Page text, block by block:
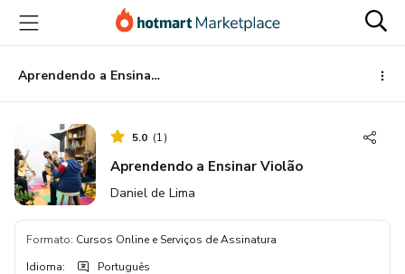
para
conteúdo
principal
para
pagamento
para
rodapé
Aprendendo a Ensinar Violão
5.0 (1)
Aprendendo a Ensinar Violão
Daniel de Lima
Formato: Cursos Online e Serviços de Assinatura
Idioma: Português